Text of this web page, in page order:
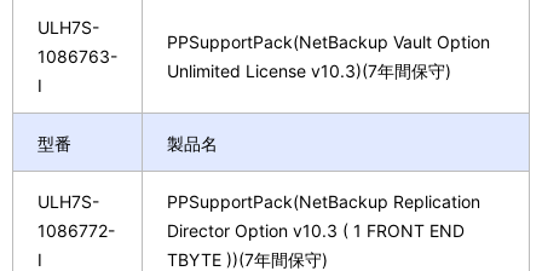
ULH7S-
1086763-
I
PPSupportPack(NetBackup Vault Option
Unlimited License v10.3)(7年間保守)
型番 製品名
ULH7S-
1086772-
I
PPSupportPack(NetBackup Replication
Director Option v10.3 ( 1 FRONT END
TBYTE ))(7年間保守)